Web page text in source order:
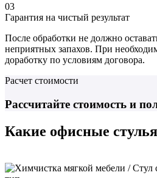
03
Гарантия на чистый результат
После обработки не должно
неприятных запахов. При
доработку по условиям договора.
Расчет стоимости
Рассчитайте стоимость и
Какие офисные стулья